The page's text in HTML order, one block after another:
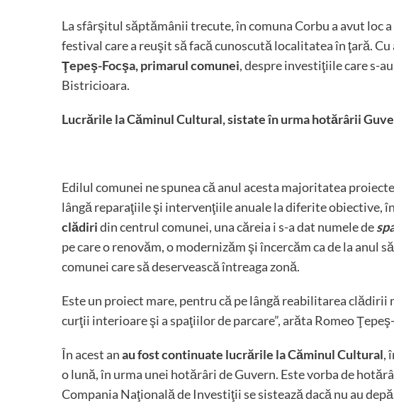
La sfârşitul săptămânii trecute, în comuna Corbu a avut loc
festival care a reuşit să facă cunoscută localitatea în ţară. Cu
Ţepeş-Focşa, primarul comunei, despre investiţiile care s-
Bistricioara.
Lucrările la Căminul Cultural, sistate în urma hotărârii
Edilul comunei ne spunea că anul acesta majoritatea
lângă reparaţiile şi intervenţiile anuale la diferite obiective,
clădiridin centrul comunei, una căreia i s-a dat numele de
pe care o renovăm, o modernizăm şi încercăm ca de la anul
comunei care să deservească întreaga zonă.
Este un proiect mare, pentru că pe lângă reabilitarea clădirii
curţii interioare şi a spaţiilor de parcare”, arăta Romeo
În acest anau fost continuate lucrările la Căminul Cultural,
o lună, în urma unei hotărâri de Guvern. Este vorba de
Compania Naţională de Investiţii se sistează dacă nu au